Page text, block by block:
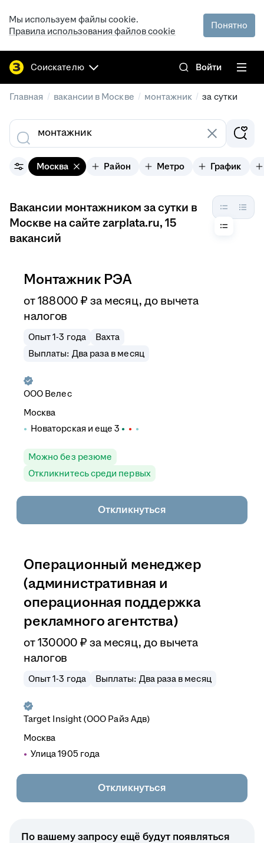
Мы используем файлы cookie.
Правила использования файлов cookie
Понятно
Соискателю Войти
Главная / вакансии в Москве / монтажник / за сутки
Москва Район Метро График
Вакансии монтажником за сутки в
Москве на сайте zarplata.ru, 15
вакансий
Монтажник РЭА
от188 000 ₽ за месяц, до вычета
налогов
Опыт 1-3 года
Вахта
Выплаты: Два раза в месяц
ООО Велес
Москва
Новаторская и еще 3
Можно без резюме
Откликнитесь среди первых
Откликнуться
Операционный менеджер
(административная и
операционная поддержка
рекламного агентства)
от130 000 ₽ за месяц, до вычета
налогов
Опыт 1-3 года Выплаты: Два раза в месяц
Target Insight (ООО Райз Адв)
Москва
Улица 1905 года
Откликнуться
По вашему запросу ещё будут появляться